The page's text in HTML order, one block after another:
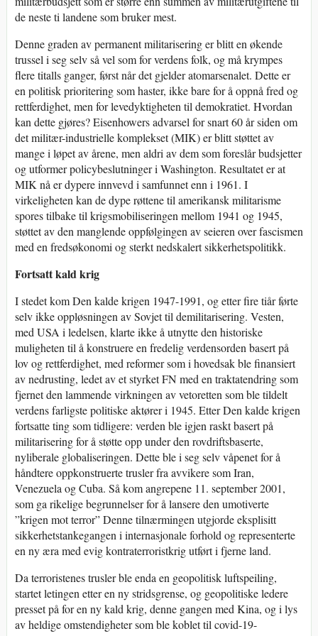
de neste ti landene som bruker mest.
Denne graden av permanent militarisering er blitt en økende
trussel i seg selv så vel som for verdens folk, og må krympes
flere titalls ganger, først når det gjelder atomarsenalet. Dette er
en politisk prioritering som haster, ikke bare for å oppnå fred og
rettferdighet, men for levedyktigheten til demokratiet. Hvordan
kan dette gjøres? Eisenhowers advarsel for snart 60 år siden om
det militær-industrielle komplekset (MIK) er blitt støttet av
mange i løpet av årene, men aldri av dem som foreslår budsjetter
og utformer policybeslutninger i Washington. Resultatet er at
MIK nå er dypere innvevd i samfunnet enn i 1961. I
virkeligheten kan de dype røttene til amerikansk militarisme
spores tilbake til krigsmobiliseringen mellom 1941 og 1945,
støttet av den manglende oppfølgingen av seieren over fascismen
med en fredsøkonomi og sterkt nedskalert sikkerhetspolitikk.
Fortsatt kald krig
I stedet kom Den kalde krigen 1947-1991, og etter fire tiår førte
selv ikke oppløsningen av Sovjet til demilitarisering. Vesten,
med USA i ledelsen, klarte ikke å utnytte den historiske
muligheten til å konstruere en fredelig verdensorden basert på
lov og rettferdighet, med reformer som i hovedsak ble finansiert
av nedrusting, ledet av et styrket FN med en traktatendring som
fjernet den lammende virkningen av vetoretten som ble tildelt
verdens farligste politiske aktører i 1945. Etter Den kalde krigen
fortsatte ting som tidligere: verden ble igjen raskt basert på
militarisering for å støtte opp under den rovdriftsbaserte,
nyliberale globaliseringen. Dette ble i seg selv våpenet for å
håndtere oppkonstruerte trusler fra avvikere som Iran,
Venezuela og Cuba. Så kom angrepene 11. september 2001,
som ga rikelige begrunnelser for å lansere den umotiverte
”krigen mot terror” Denne tilnærmingen utgjorde eksplisitt
sikkerhetstankegangen i internasjonale forhold og representerte
en ny æra med evig kontraterroristkrig utført i fjerne land.
Da terroristenes trusler ble enda en geopolitisk luftspeiling,
startet letingen etter en ny stridsgrense, og geopolitiske ledere
presset på for en ny kald krig, denne gangen med Kina, og i lys
av heldige omstendigheter som ble koblet til covid-19-